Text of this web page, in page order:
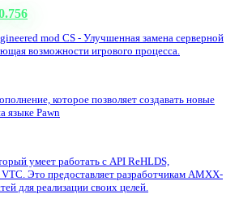
mod CS - Улучшенная замена серверной
возможности игрового процесса.
которое позволяет создавать новые
языке Pawn
умеет работать с API ReHLDS,
Это предоставляет разработчикам AMXX-
для реализации своих целей.